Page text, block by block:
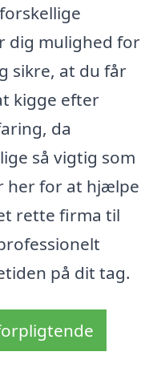
dig mulighed for
sikre, at du får
kigge efter
da
så vigtig som
her for at hjælpe
rette firma til
på dit tag.